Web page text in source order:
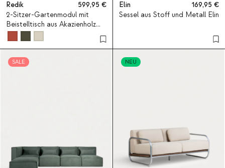
Redik
599,95
2-Sitzer-Gartenmodul mit
Beistelltisch aus Akazienholz
und Stoff für modulares Sofa
Redik
Elin
169,95
Sessel aus Stoff und Metall Elin
SALE NEU